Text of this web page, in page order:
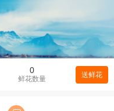
0
鲜花数量 送鲜花